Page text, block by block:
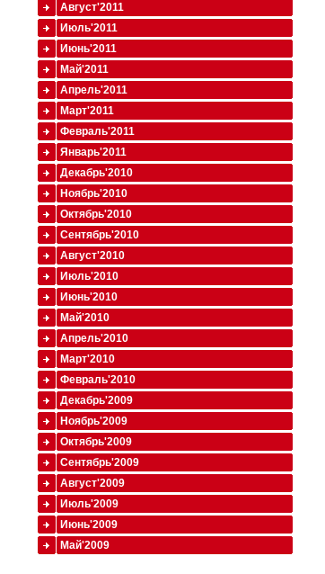
Август'2011
Июль'2011
Июнь'2011
Май'2011
Апрель'2011
Март'2011
Февраль'2011
Январь'2011
Декабрь'2010
Ноябрь'2010
Октябрь'2010
Сентябрь'2010
Август'2010
Июль'2010
Июнь'2010
Май'2010
Апрель'2010
Март'2010
Февраль'2010
Декабрь'2009
Ноябрь'2009
Октябрь'2009
Сентябрь'2009
Август'2009
Июль'2009
Июнь'2009
Май'2009